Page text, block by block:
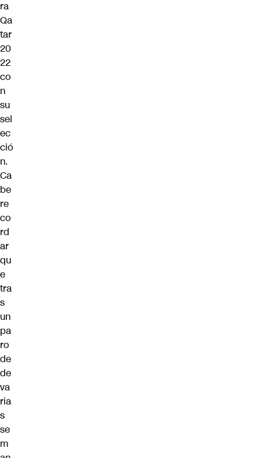
ra
Qa
tar
20
22
co
n
su
sel
ec
ció
n.
Ca
be
re
co
rd
ar
qu
e
tra
s
un
pa
ro
de
de
va
ria
s
se
m